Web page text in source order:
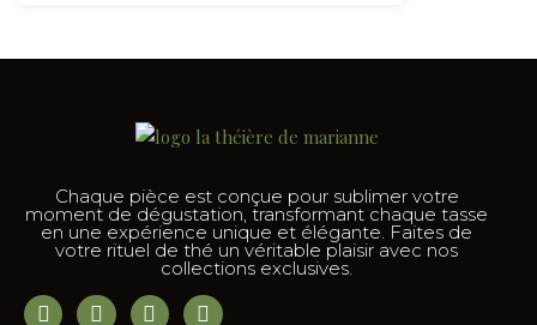
Chaque pièce est conçue pour sublimer votre
moment de dégustation, transformant chaque tasse
en une expérience unique et élégante. Faites de
votre rituel de thé un véritable plaisir avec nos
collections exclusives.